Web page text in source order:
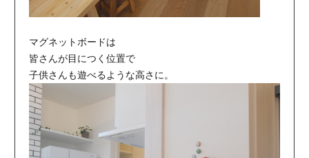
マグネットボードは
皆さんが目につく位置で
子供さんも遊べるような高さに。